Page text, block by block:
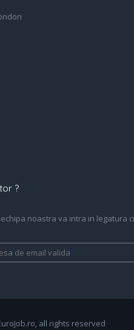
?
noastra va intra in legatura
all rights reserved